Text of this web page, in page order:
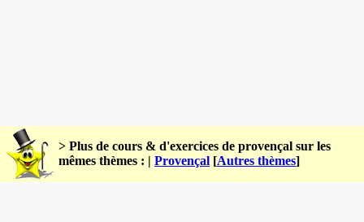
> Plus de cours & d'exercices de provençal sur les
mêmes thèmes : | Provençal [Autres thèmes]